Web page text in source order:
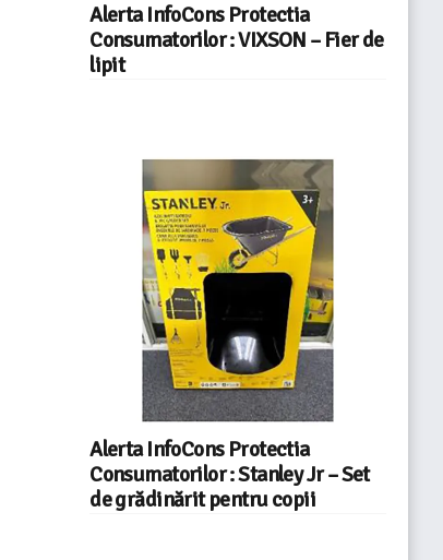
Alerta InfoCons Protectia
Consumatorilor : VIXSON – Fier de
lipit
Alerta InfoCons Protectia
Consumatorilor : Stanley Jr – Set
de grădinărit pentru copii